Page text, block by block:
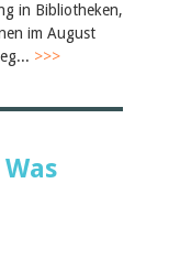
in Bibliotheken,
im August
>>>